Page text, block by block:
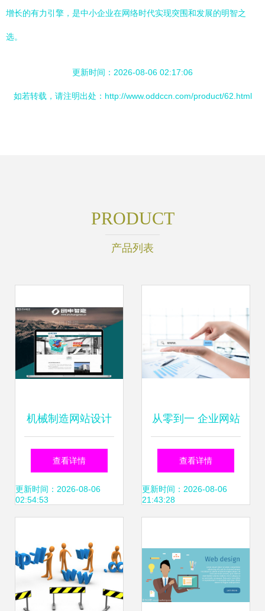
增长的有力引擎，是中小企业在网络时代实现突围和发展的明智之
选。
更新时间：2026-08-06 02:17:06
如若转载，请注明出处：http://www.oddccn.com/product/62.html
PRODUCT
产品列表
机械制造网站设计
制作 五大核心理念
助你打造高效工业
查看详情
更新时间：2026-08-06
02:54:53
从零到一 企业网站
建设的完整指南与
实用策略
查看详情
更新时间：2026-08-06
21:43:28